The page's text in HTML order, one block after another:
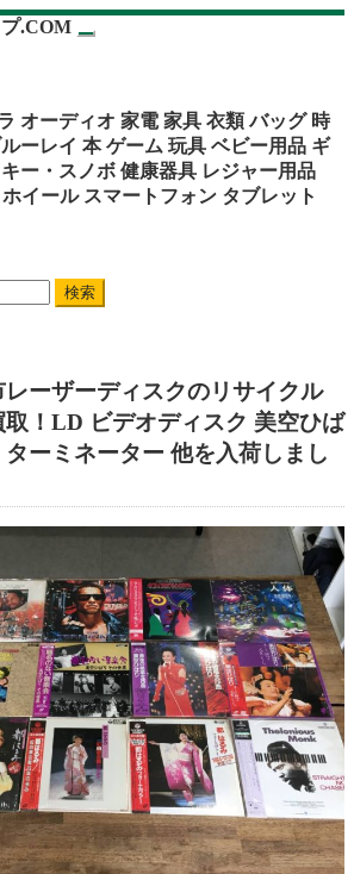
オーディオ 家電 家具 衣類 バッグ 時
ーレイ 本 ゲーム 玩具 ベビー用品 ギ
ー・スノボ 健康器具 レジャー用品
ホイール スマートフォン タブレット
検索
ーザーディスクのリサイクル
取！LD ビデオディスク 美空ひば
ターミネーター 他を入荷しまし